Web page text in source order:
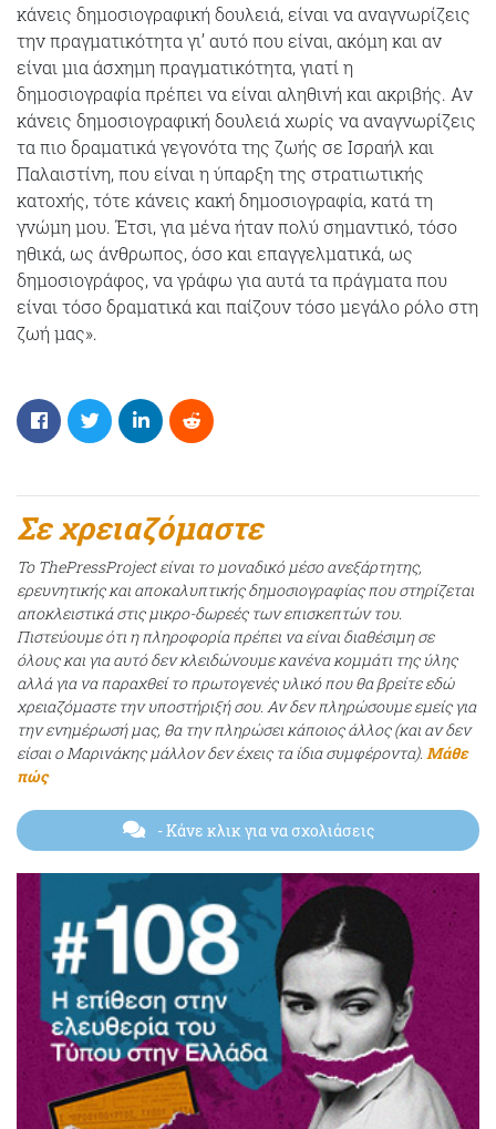
κάνεις δημοσιογραφική δουλειά, είναι να αναγνωρίζεις
την πραγματικότητα γι’ αυτό που είναι, ακόμη και αν
είναι μια άσχημη πραγματικότητα, γιατί η
δημοσιογραφία πρέπει να είναι αληθινή και ακριβής. Αν
κάνεις δημοσιογραφική δουλειά χωρίς να αναγνωρίζεις
τα πιο δραματικά γεγονότα της ζωής σε Ισραήλ και
Παλαιστίνη, που είναι η ύπαρξη της στρατιωτικής
κατοχής, τότε κάνεις κακή δημοσιογραφία, κατά τη
γνώμη μου. Έτσι, για μένα ήταν πολύ σημαντικό, τόσο
ηθικά, ως άνθρωπος, όσο και επαγγελματικά, ως
δημοσιογράφος, να γράφω για αυτά τα πράγματα που
είναι τόσο δραματικά και παίζουν τόσο μεγάλο ρόλο στη
ζωή μας».
Σε χρειαζόμαστε
Το ThePressProject είναι το μοναδικό μέσο ανεξάρτητης,
ερευνητικής και αποκαλυπτικής δημοσιογραφίας που στηρίζεται
αποκλειστικά στις μικρο-δωρεές των επισκεπτών του.
Πιστεύουμε ότι η πληροφορία πρέπει να είναι διαθέσιμη σε
όλους και για αυτό δεν κλειδώνουμε κανένα κομμάτι της ύλης
αλλά για να παραχθεί το πρωτογενές υλικό που θα βρείτε εδώ
χρειαζόμαστε την υποστήριξή σου. Αν δεν πληρώσουμε εμείς για
την ενημέρωσή μας, θα την πληρώσει κάποιος άλλος (και αν δεν
είσαι ο Μαρινάκης μάλλον δεν έχεις τα ίδια συμφέροντα). Μάθε
πώς
- Κάνε κλικ για να σχολιάσεις